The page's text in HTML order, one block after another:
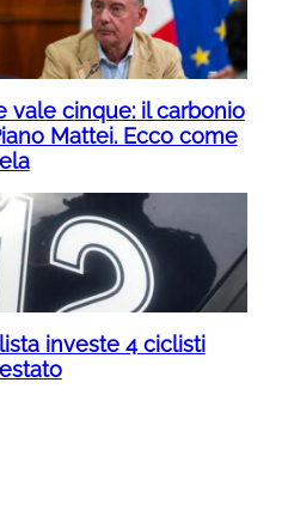
vale cinque: il carbonio
Mattei. Ecco come
investe 4 ciclisti